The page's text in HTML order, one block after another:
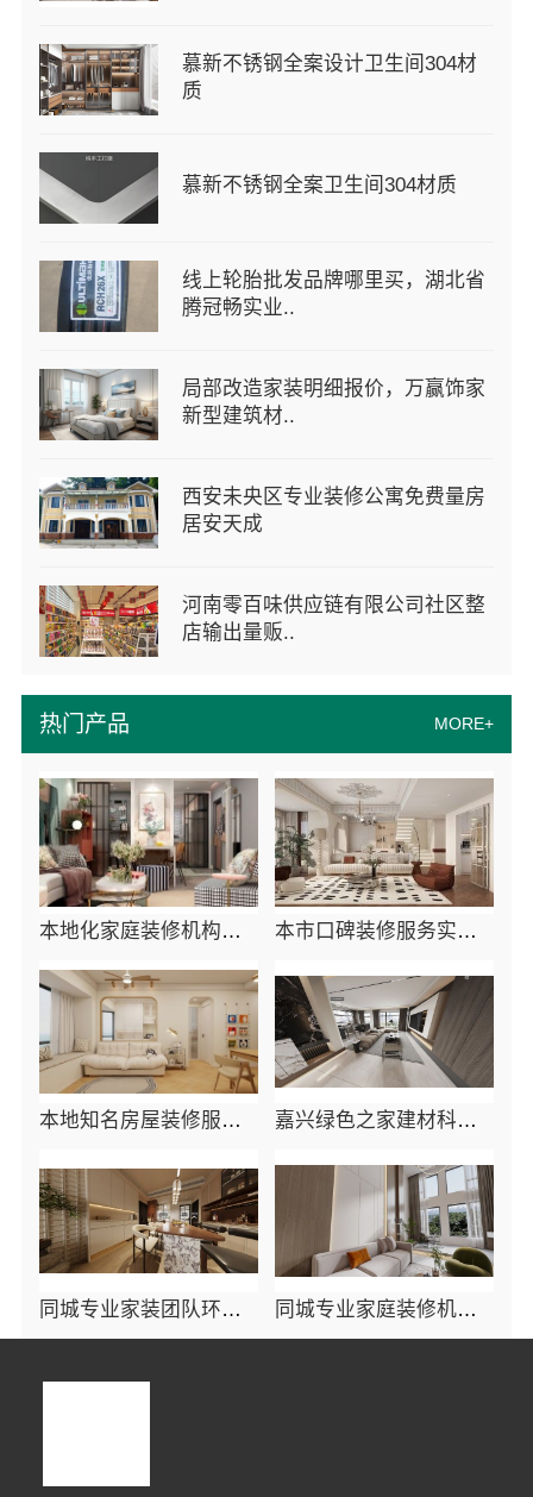
热门产品 MORE+
本地化家庭装修机构翻新，嘉兴绿色之家建材科技有限公司 本市口碑装修服务实惠，嘉兴绿色之家建材科技有限公司
本地知名房屋装修服务环保_嘉兴绿色之家建材科技有限公司 嘉兴绿色之家建材科技有限公司本地化专业室内设计团队省心
同城专业家装团队环保-嘉兴绿色之家建材科技有限公司 同城专业家庭装修机构优质，嘉兴绿色之家建材科技有限公司
慕新不锈钢全案设计卫生间304材
质
慕新不锈钢全案卫生间304材质
线上轮胎批发品牌哪里买，湖北省
腾冠畅实业..
局部改造家装明细报价，万赢饰家
新型建筑材..
西安未央区专业装修公寓免费量房
居安天成
河南零百味供应链有限公司社区整
店输出量贩..